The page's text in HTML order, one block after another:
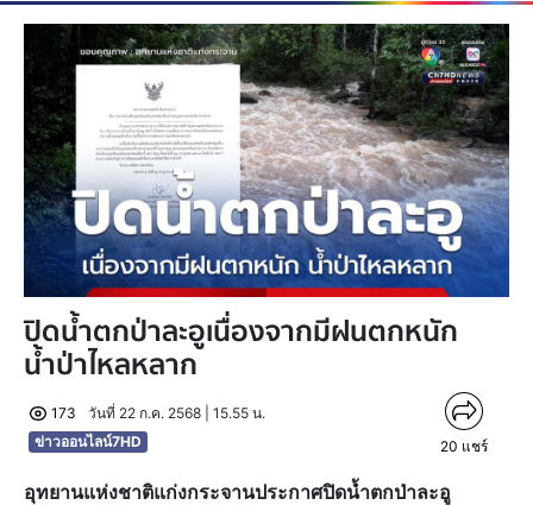
ปิดน้ำตกป่าละอูเนื่องจากมีฝนตกหนัก
น้ำป่าไหลหลาก
173
วันที่ 22 ก.ค. 2568 | 15.55 น.
ข่าวออนไลน์7HD
20 แชร์
อุทยานแห่งชาติแก่งกระจานประกาศปิดน้ำตกป่าละอู